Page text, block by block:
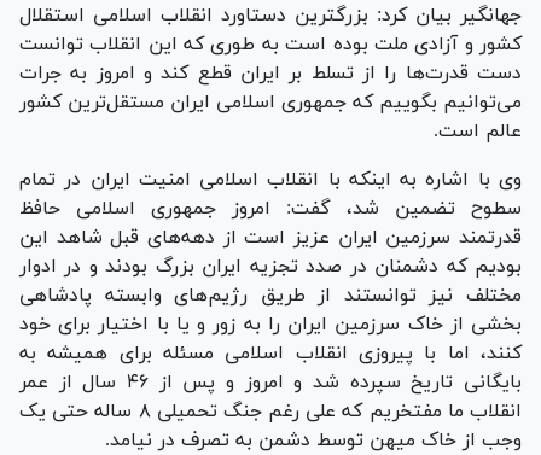
جهانگیر بیان کرد: بزرگترین دستاورد انقلاب اسلامی استقلال
کشور و آزادی ملت بوده است به طوری که این انقلاب توانست
دست قدرت‌ها را از تسلط بر ایران قطع کند و امروز به جرات
می‌توانیم بگوییم که جمهوری اسلامی ایران مستقل‌ترین کشور
عالم است.
وی با اشاره به اینکه با انقلاب اسلامی امنیت ایران در تمام
سطوح تضمین شد، گفت: امروز جمهوری اسلامی حافظ
قدرتمند سرزمین ایران عزیز است از دهه‌های قبل شاهد این
بودیم که دشمنان در صدد تجزیه ایران بزرگ بودند و در ادوار
مختلف نیز توانستند از طریق رژیم‌های وابسته پادشاهی
بخشی از خاک سرزمین ایران را به زور و یا با اختیار برای خود
کنند، اما با پیروزی انقلاب اسلامی مسئله برای همیشه به
بایگانی تاریخ سپرده شد و امروز و پس از ۴۶ سال از عمر
انقلاب ما مفتخریم که علی رغم جنگ تحمیلی ۸ ساله حتی یک
وجب از خاک میهن توسط دشمن به تصرف در نیامد.